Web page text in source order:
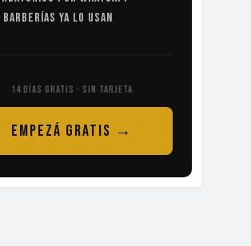
YA LO USAN
14 DÍAS GRATIS · SIN TARJETA
EMPEZÁ GRATIS →